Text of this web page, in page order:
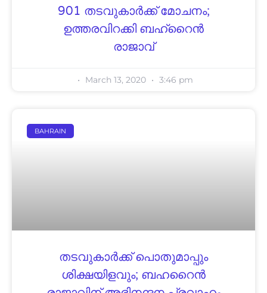
901 തടവുകാർക്ക് മോചനം;
ഉത്തരവിറക്കി ബഹ്റൈൻ
രാജാവ്
March 13, 2020 3:46 pm
BAHRAIN
തടവുകാര്‍ക്ക് പൊതുമാപ്പും
ശിക്ഷയിളവും; ബഹറൈന്‍